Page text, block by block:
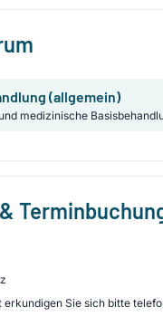
(allgemein)
medizinische
Sie sich bitte